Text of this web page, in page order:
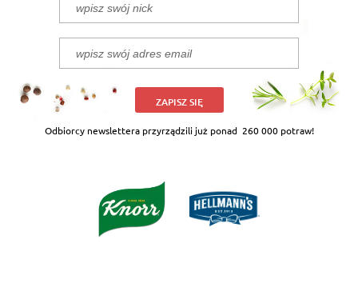
ZAPISZ SIĘ
Odbiorcy newslettera przyrządzili już ponad 260 000 potraw!